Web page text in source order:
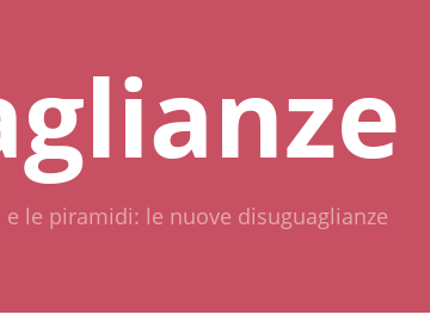
e le piramidi: le nuove disuguaglianze